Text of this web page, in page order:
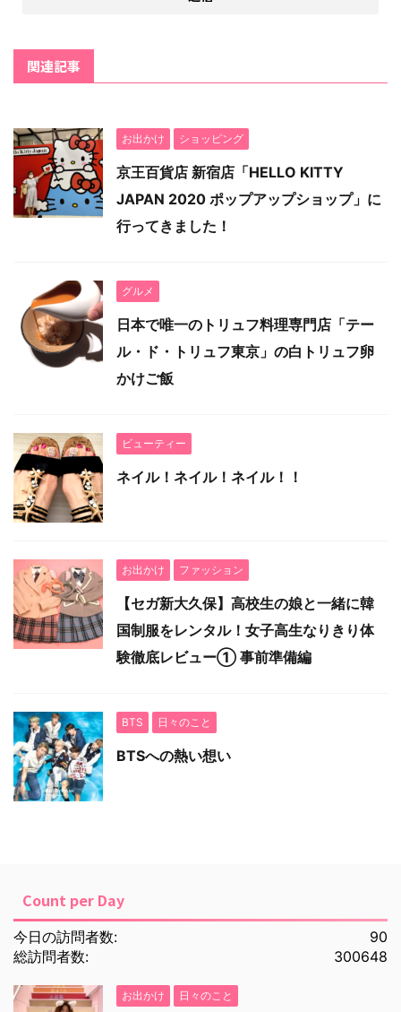
関連記事
お出かけ ショッピング
京王百貨店 新宿店「HELLO KITTY
JAPAN 2020 ポップアップショップ」に
行ってきました！
グルメ
日本で唯一のトリュフ料理専門店「テー
ル・ド・トリュフ東京」の白トリュフ卵
かけご飯
ビューティー
ネイル！ネイル！ネイル！！
お出かけ ファッション
【セガ新大久保】高校生の娘と一緒に韓
国制服をレンタル！女子高生なりきり体
験徹底レビュー① 事前準備編
BTS 日々のこと
BTSへの熱い想い
Count per Day
90
今日の訪問者数:
300648
総訪問者数:
お出かけ 日々のこと